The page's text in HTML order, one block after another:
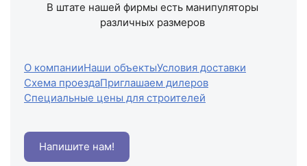
В штате нашей фирмы есть манипуляторы
различных размеров
О компанииНаши объектыУсловия доставки
Схема проездаПриглашаем дилеров
Специальные цены для строителей
Напишите нам!